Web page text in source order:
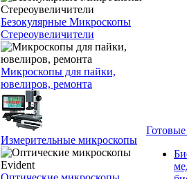
Безокулярные Микроскопы
Стереоувеличители
Микроскопы для пайки,
ювелиров, ремонта
Измерительные микроскопы